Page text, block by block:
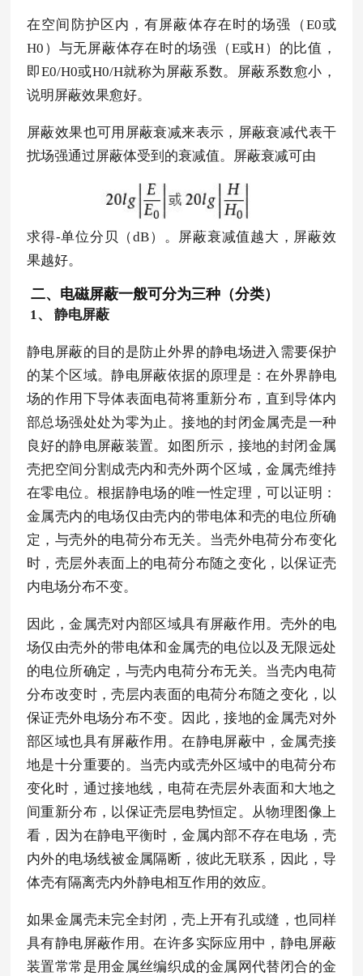
在空间防护区内，有屏蔽体存在时的场强（E0或
H0）与无屏蔽体存在时的场强（E或H）的比值，
即E0/H0或H0/H就称为屏蔽系数。屏蔽系数愈小，
说明屏蔽效果愈好。
屏蔽效果也可用屏蔽衰减来表示，屏蔽衰减代表干
扰场强通过屏蔽体受到的衰减值。屏蔽衰减可由
求得-单位分贝（dB）。屏蔽衰减值越大，屏蔽效
果越好。
二、电磁屏蔽一般可分为三种（分类）
1、 静电屏蔽
静电屏蔽的目的是防止外界的静电场进入需要保护
的某个区域。静电屏蔽依据的原理是：在外界静电
场的作用下导体表面电荷将重新分布，直到导体内
部总场强处处为零为止。接地的封闭金属壳是一种
良好的静电屏蔽装置。如图所示，接地的封闭金属
壳把空间分割成壳内和壳外两个区域，金属壳维持
在零电位。根据静电场的唯一性定理，可以证明：
金属壳内的电场仅由壳内的带电体和壳的电位所确
定，与壳外的电荷分布无关。当壳外电荷分布变化
时，壳层外表面上的电荷分布随之变化，以保证壳
内电场分布不变。
因此，金属壳对内部区域具有屏蔽作用。壳外的电
场仅由壳外的带电体和金属壳的电位以及无限远处
的电位所确定，与壳内电荷分布无关。当壳内电荷
分布改变时，壳层内表面的电荷分布随之变化，以
保证壳外电场分布不变。因此，接地的金属壳对外
部区域也具有屏蔽作用。在静电屏蔽中，金属壳接
地是十分重要的。当壳内或壳外区域中的电荷分布
变化时，通过接地线，电荷在壳层外表面和大地之
间重新分布，以保证壳层电势恒定。从物理图像上
看，因为在静电平衡时，金属内部不存在电场，壳
内外的电场线被金属隔断，彼此无联系，因此，导
体壳有隔离壳内外静电相互作用的效应。
如果金属壳未完全封闭，壳上开有孔或缝，也同样
具有静电屏蔽作用。在许多实际应用中，静电屏蔽
装置常常是用金属丝编织成的金属网代替闭合的金